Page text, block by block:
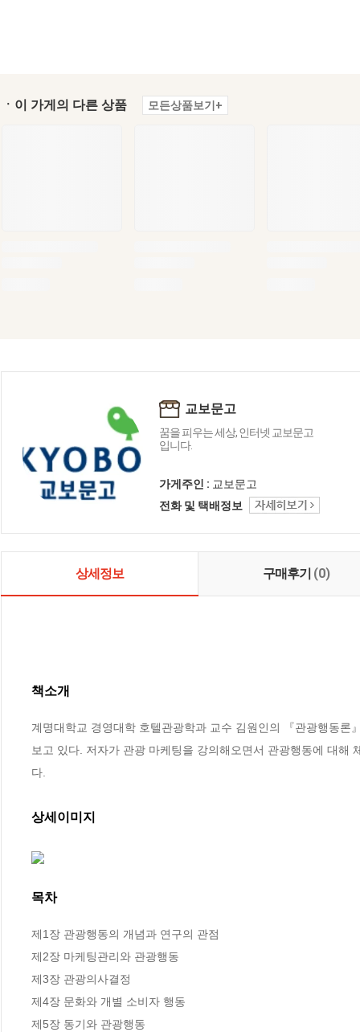
ㆍ이 가게의 다른 상품 모든상품보기+
교보문고
꿈을 피우는 세상, 인터넷 교보문고
입니다.
가게주인 : 교보문고
전화 및 택배정보
상세정보 구매후기 (0)
책소개
계명대학교 경영대학 호텔관광학과 교수 김원인의 『관광행동
보고 있다. 저자가 관광 마케팅을 강의해오면서 관광행동에 대
다.
상세이미지
목차
제1장 관광행동의 개념과 연구의 관점
제2장 마케팅관리와 관광행동
제3장 관광의사결정
제4장 문화와 개별 소비자 행동
제5장 동기와 관광행동